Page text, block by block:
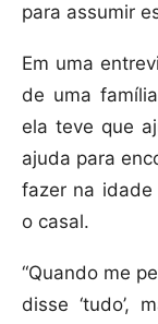
para assumir
Em uma
de uma
ela teve que
ajuda para
fazer na idade
o casal.
“Quando me
disse ‘tudo’,